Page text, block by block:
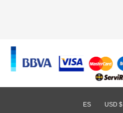
ES USD $